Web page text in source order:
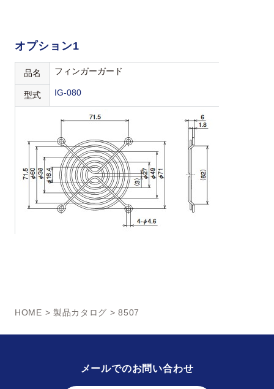
オプション1
品名 フィンガーガード
型式 IG-080
HOME > 製品カタログ > 8507
メールでのお問い合わせ